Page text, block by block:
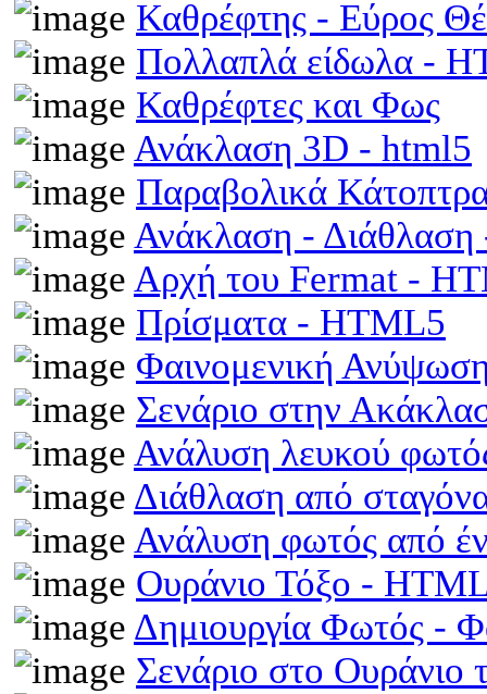
Καθρέφτης - Εύρος
Πολλαπλά είδωλα -
Καθρέφτες και Φως
Ανάκλαση 3D - html5
Παραβολικά
Ανάκλαση -
Αρχή του Fermat -
Πρίσματα - HTML5
Φαινομενική
Σενάριο στην
Ανάλυση λευκού
Διάθλαση από
Ανάλυση φωτός από
Ουράνιο Τόξο -
Δημιουργία Φωτός -
Σενάριο στο Ουράνιο